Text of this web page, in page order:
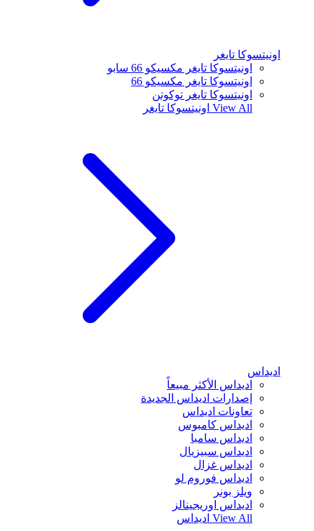
اونيتسوكا تايغر
اونيتسوكا تايغر مكسيكو 66 سابو
اونيتسوكا تايغر مكسيكو 66
اونيتسوكا تايغر توكوتن
View All اونيتسوكا تايغر
اديداس
اديداس الأكثر مبيعاً
إصدارات اديداس الجديدة
تعاونات اديداس
اديداس كامبوس
اديداس سامبا
اديداس سبيزيال
اديداس غزال
اديداس فوروم لو
ويلز بونر
اديداس اوريجينالز
View All اديداس